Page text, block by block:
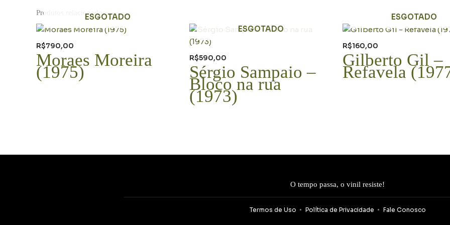
Produtos relacionadosESGOTADO
R$790,00
Moraes Moreira
(1975)
ESGOTADO
R$590,00
Sérgio Sampaio –
Bloco na rua
(1973)
ESGOTADO
R$160,00
Gilberto Gil –
Refavela
O tempo passa, o vinil resiste!
Termos de Uso Política de Privacidade Fale Conosco